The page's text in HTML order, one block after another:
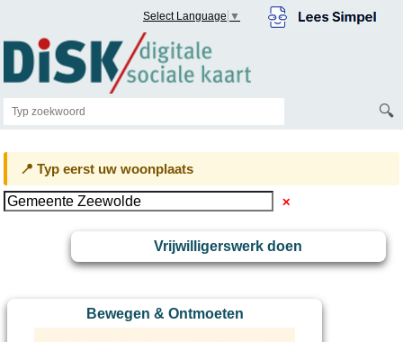
Select Language ▼
🔍
📍 Typ eerst uw woonplaats
✕
Vrijwilligerswerk doen
Bewegen & Ontmoeten